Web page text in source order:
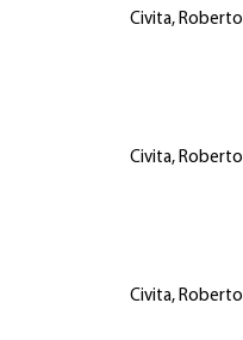
Civita, Roberto
Civita, Roberto
Civita, Roberto